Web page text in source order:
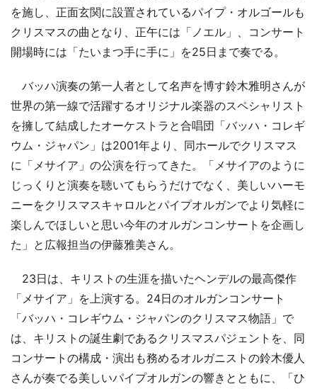
を施し、正面玄関に設置されているパイプ・オルゴールも
クリスマスの曲となり、正午には「ノエル」、コンサート
開場時には「たいまつ手に手に」を25日まで奏でる。
バッハ演奏の第一人者として名声を博す鈴木雅明さんが
世界の第一線で活躍するオリジナル楽器のスペシャリスト
を擁して結成したオーケストラと合唱団「バッハ・コレギ
ウム・ジャパン」は2001年より、同ホールでクリスマス
に「メサイア」の公演を行ってきた。「メサイアのように
じっくりと演奏を聴いてもらうだけでなく、美しいハーモ
ニーをクリスマスキャロルとパイプオルガンでより気軽に
楽しんでほしいと思い今年のオルガンコンサートを企画し
た」と広報担当の伊藤雅美さん。
23日は、キリストの生涯を描いたヘンデルの最高傑作
「メサイア」を上演する。24日のオルガンコンサート
「バッハ・コレギウム・ジャパンのクリスマス物語」で
は、キリストの誕生劇であるクリスマスパジェントを、同
コンサートの構成・演出も務めるオルガニストの鈴木優人
さんが奏でる美しいパイプオルガンの響きとともに、「ひ